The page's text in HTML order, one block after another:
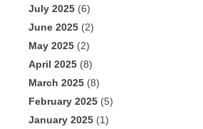
July 2025 (6)
June 2025 (2)
May 2025 (2)
April 2025 (8)
March 2025 (8)
February 2025 (5)
January 2025 (1)